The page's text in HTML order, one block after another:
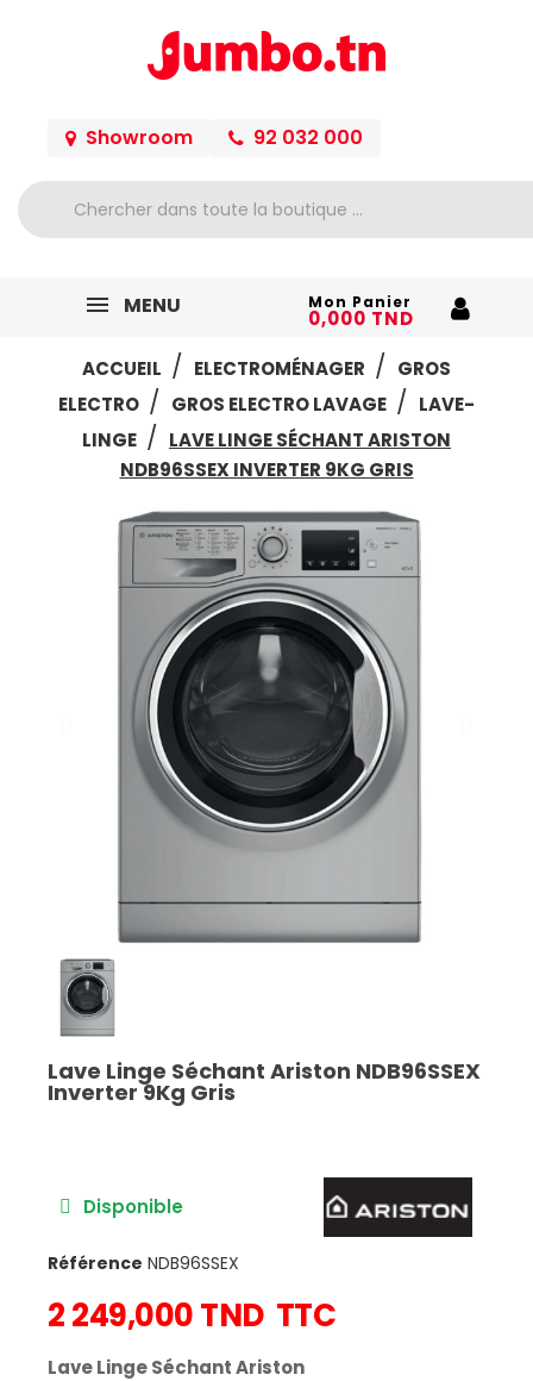
Showroom 92 032 000
MENU Mon Panier
0,000 TND
ACCUEIL
ELECTROMÉNAGER
GROS
ELECTRO
GROS ELECTRO LAVAGE
LAVE-
LINGE
LAVE LINGE SÉCHANT ARISTON
NDB96SSEX INVERTER 9KG GRIS
Lave Linge Séchant Ariston NDB96SSEX
Inverter 9Kg Gris
Disponible
Référence NDB96SSEX
2 249,000 TND TTC
Lave Linge Séchant Ariston